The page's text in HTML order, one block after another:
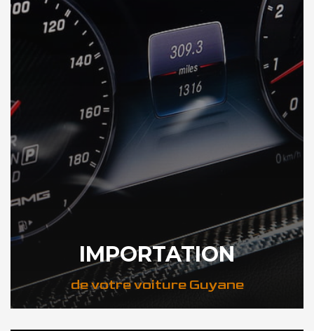
IMPORTATION
de votre voiture Guyane